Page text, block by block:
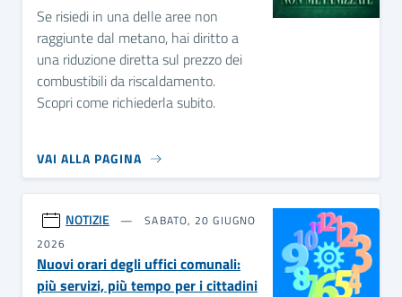
Se risiedi in una delle aree non
raggiunte dal metano, hai diritto a
una riduzione diretta sul prezzo dei
combustibili da riscaldamento.
Scopri come richiederla subito.
VAI ALLA PAGINA
NOTIZIE
SABATO, 20 GIUGNO
2026
Nuovi orari degli uffici comunali:
più servizi, più tempo per i cittadini